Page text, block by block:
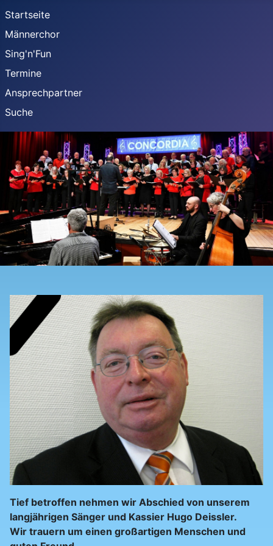
Startseite
Männerchor
Sing'n'Fun
Termine
Ansprechpartner
Suche
Tief betroffen nehmen wir Abschied von unserem
langjährigen Sänger und Kassier Hugo Deissler.
Wir trauern um einen großartigen Menschen und